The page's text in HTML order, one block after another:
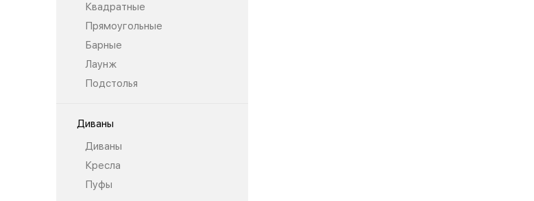
Квадратные
Прямоугольные
Барные
Лаунж
Подстолья
Диваны
Диваны
Кресла
Пуфы